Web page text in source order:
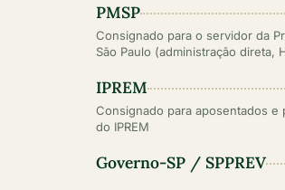
PMSP
Consignado para o servidor da
São Paulo (administração direta,
IPREM
Consignado para aposentados e
do IPREM
Governo-SP / SPPREV